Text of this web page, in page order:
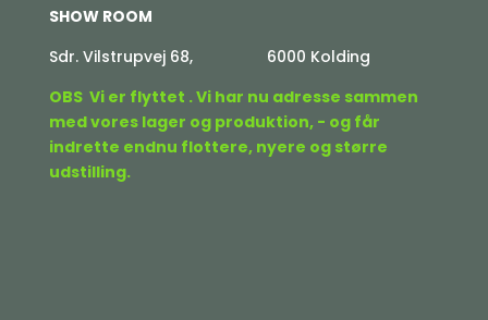
SHOW ROOM
Sdr. Vilstrupvej 68, 6000 Kolding
OBS Vi er flyttet . Vi har nu adresse sammen
med vores lager og produktion, - og får
indrette endnu flottere, nyere og større
udstilling.